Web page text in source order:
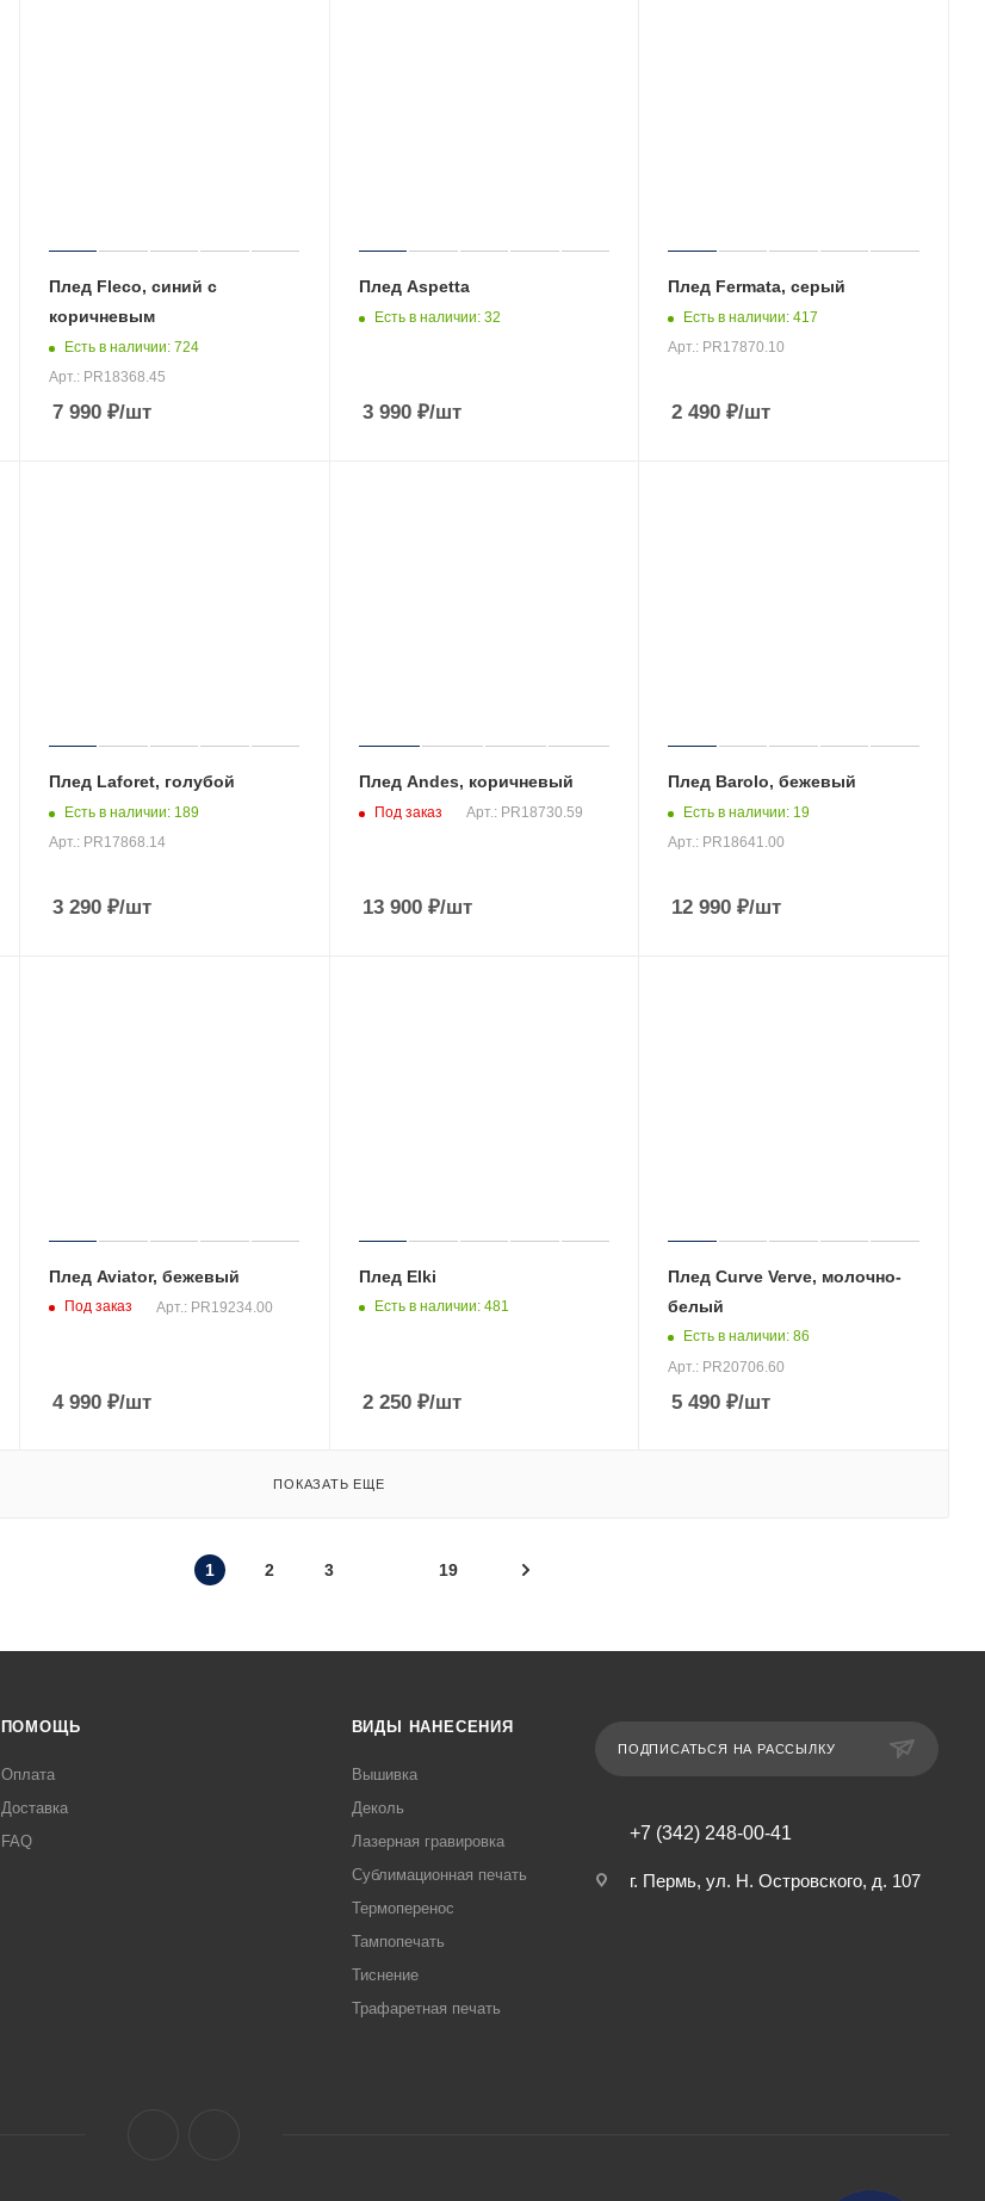
Плед Fleco, синий с
коричневым
Есть в наличии: 724
Арт.: PR18368.45
7 990₽/шт
Плед Aspetta
Есть в наличии: 32
3 990₽/шт
Плед Fermata, серый
Есть в наличии: 417
Арт.: PR17870.10
2 490 ₽/шт
Плед Laforet, голубой
Есть в наличии: 189
Арт.: PR17868.14
3 290₽/шт
Плед Andes, коричневый
Под заказ Арт.: PR18730.59
13 900₽/шт
Плед Barolo, бежевый
Есть в наличии: 19
Арт.: PR18641.00
12 990 ₽/шт
Плед Aviator, бежевый
Под заказ Арт.: PR19234.00
4 990₽/шт
Плед Elki
Есть в наличии: 481
2 250₽/шт
Плед Curve Verve, молочно-
белый
Есть в наличии: 86
Арт.: PR20706.60
5 490 ₽/шт
ПОКАЗАТЬ ЕЩЕ
1 2 3 19
ПОМОЩЬ
Оплата
Доставка
FAQ
ВИДЫ НАНЕСЕНИЯ
Вышивка
Деколь
Лазерная гравировка
Сублимационная печать
Термоперенос
Тампопечать
Тиснение
Трафаретная печать
ПОДПИСАТЬСЯ НА РАССЫЛКУ
+7 (342) 248-00-41
г. Пермь, ул. Н. Островского, д. 107